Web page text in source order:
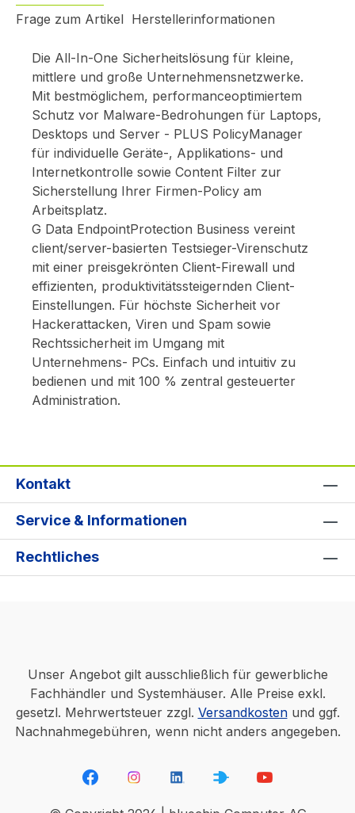
Frage zum Artikel Herstellerinformationen
Die All-In-One Sicherheitslösung für kleine,
mittlere und große Unternehmensnetzwerke.
Mit bestmöglichem, performanceoptimiertem
Schutz vor Malware-Bedrohungen für Laptops,
Desktops und Server - PLUS PolicyManager
für individuelle Geräte-, Applikations- und
Internetkontrolle sowie Content Filter zur
Sicherstellung Ihrer Firmen-Policy am
Arbeitsplatz.
G Data EndpointProtection Business vereint
client/server-basierten Testsieger-Virenschutz
mit einer preisgekrönten Client-Firewall und
effizienten, produktivitätssteigernden Client-
Einstellungen. Für höchste Sicherheit vor
Hackerattacken, Viren und Spam sowie
Rechtssicherheit im Umgang mit
Unternehmens- PCs. Einfach und intuitiv zu
bedienen und mit 100 % zentral gesteuerter
Administration.
Kontakt
Service & Informationen
Rechtliches
Unser Angebot gilt ausschließlich für gewerbliche
Fachhändler und Systemhäuser. Alle Preise exkl.
gesetzl. Mehrwertsteuer zzgl. Versandkostenund ggf.
Nachnahmegebühren, wenn nicht anders angegeben.